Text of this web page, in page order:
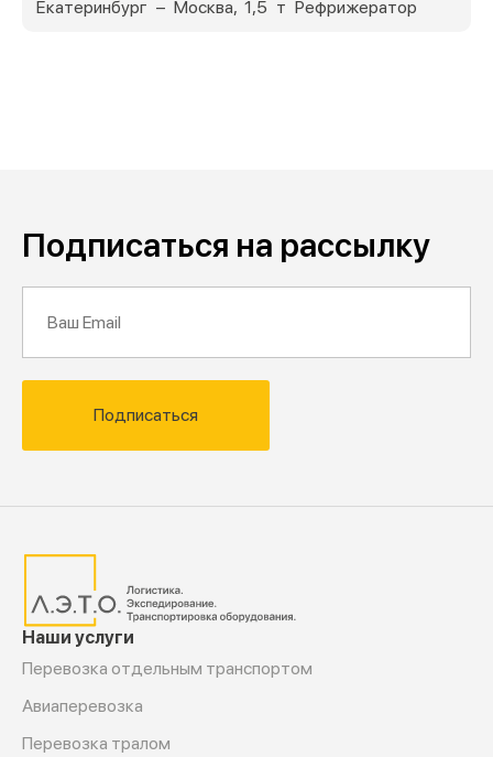
Екатеринбург – Москва, 1,5 т Рефрижератор
Подписаться на рассылку
Подписаться
Наши услуги
Перевозка отдельным транспортом
Авиаперевозка
Перевозка тралом